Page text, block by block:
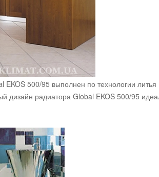
500/95 выполнен по технологии литья
дизайн радиатора Global EKOS 500/95